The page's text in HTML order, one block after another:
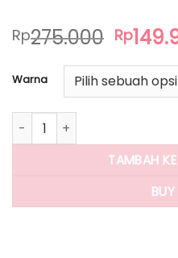
Rp275.000 Harga
adalah:
Rp
Warna
Kuantitas Panlandwoo -
TAMBAH